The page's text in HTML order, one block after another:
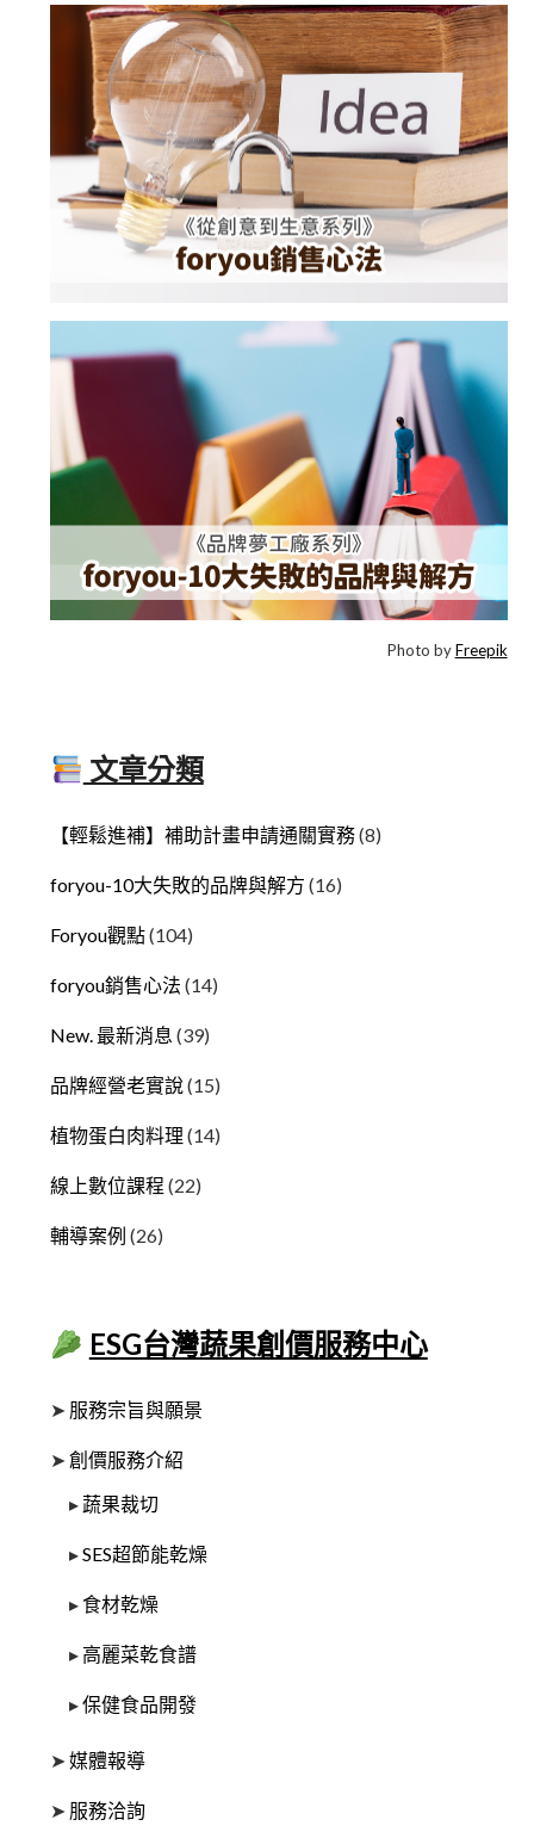
Photo byFreepik
文章分類
【輕鬆進補】補助計畫申請通關實務(8)
foryou-10大失敗的品牌與解方 (16)
Foryou觀點(104)
foryou銷售心法 (14)
New. 最新消息 (39)
品牌經營老實說(15)
植物蛋白肉料理 (14)
線上數位課程 (22)
輔導案例 (26)
ESG台灣蔬果創價服務中心
➤ 服務宗旨與願景
➤創價服務介紹
▸ 蔬果裁切
▸SES超節能乾燥
▸ 食材乾燥
▸ 高麗菜乾食譜
▸保健食品開發
➤媒體報導
➤ 服務洽詢